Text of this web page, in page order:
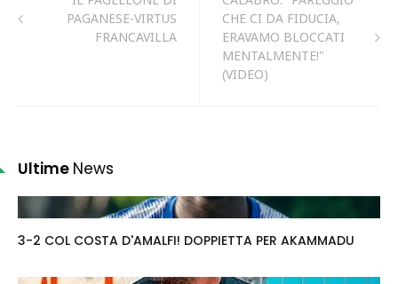
PAGANESE-VIRTUS
FRANCAVILLA
CHE CI DA FIDUCIA,
ERAVAMO BLOCCATI
MENTALMENTE!"
(VIDEO)
Ultime News
3-2 COL COSTA D'AMALFI! DOPPIETTA PER AKAMMADU